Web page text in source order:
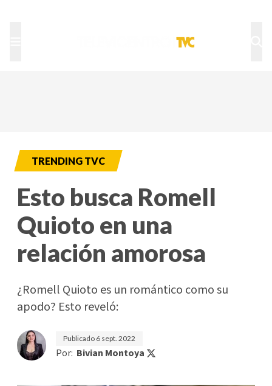
TRENDING TVC
Esto busca Romell
Quioto en una
relación amorosa
¿Romell Quioto es un romántico como su
apodo? Esto reveló:
Publicado 6 sept. 2022
Por: Bivian Montoya